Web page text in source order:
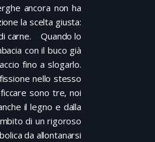
ancora non ha
la scelta giusta:
carne. Quando lo
con il buco già
fino a slogarlo.
nello stesso
sono tre, noi
il legno e dalla
di un rigoroso
da allontanarsi